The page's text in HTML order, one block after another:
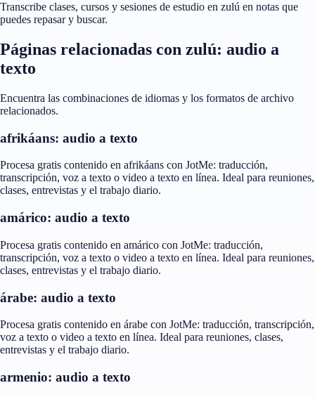
Transcribe clases, cursos y sesiones de estudio en zulú en notas que
puedes repasar y buscar.
Páginas relacionadas con zulú: audio a
texto
Encuentra las combinaciones de idiomas y los formatos de archivo
relacionados.
afrikáans: audio a texto
Procesa gratis contenido en afrikáans con JotMe: traducción,
transcripción, voz a texto o video a texto en línea. Ideal para reuniones,
clases, entrevistas y el trabajo diario.
amárico: audio a texto
Procesa gratis contenido en amárico con JotMe: traducción,
transcripción, voz a texto o video a texto en línea. Ideal para reuniones,
clases, entrevistas y el trabajo diario.
árabe: audio a texto
Procesa gratis contenido en árabe con JotMe: traducción, transcripción,
voz a texto o video a texto en línea. Ideal para reuniones, clases,
entrevistas y el trabajo diario.
armenio: audio a texto